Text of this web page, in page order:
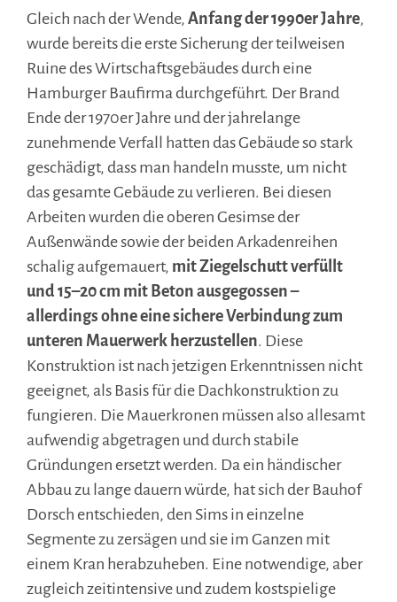
Gleich nach der Wende, Anfang der 1990er Jahre,
wurde bereits die erste Sicherung der teilweisen
Ruine des Wirtschaftsgebäudes durch eine
Hamburger Baufirma durchgeführt. Der Brand
Ende der 1970er Jahre und der jahrelange
zunehmende Verfall hatten das Gebäude so stark
geschädigt, dass man handeln musste, um nicht
das gesamte Gebäude zu verlieren. Bei diesen
Arbeiten wurden die oberen Gesimse der
Außenwände sowie der beiden Arkadenreihen
schalig aufgemauert, mit Ziegelschutt verfüllt
und 15–20 cm mit Beton ausgegossen –
allerdings ohne eine sichere Verbindung zum
unteren Mauerwerk herzustellen. Diese
Konstruktion ist nach jetzigen Erkenntnissen nicht
geeignet, als Basis für die Dachkonstruktion zu
fungieren. Die Mauerkronen müssen also allesamt
aufwendig abgetragen und durch stabile
Gründungen ersetzt werden. Da ein händischer
Abbau zu lange dauern würde, hat sich der Bauhof
Dorsch entschieden, den Sims in einzelne
Segmente zu zersägen und sie im Ganzen mit
einem Kran herabzuheben. Eine notwendige, aber
zugleich zeitintensive und zudem kostspielige